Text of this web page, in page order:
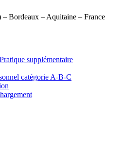
Bordeaux – Aquitaine – France
supplémentaire
catégorie A-B-C